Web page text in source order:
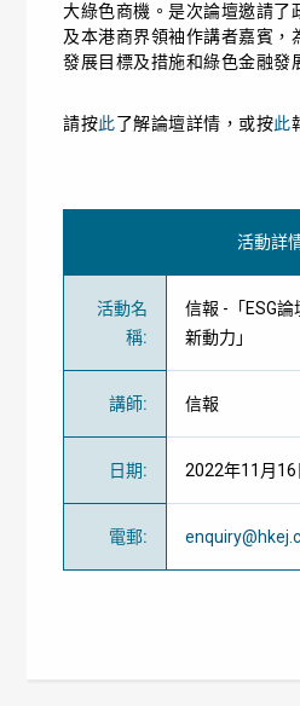
大綠色商機。是次論壇邀請了
及本港商界領袖作講者嘉賓，
發展目標及措施和綠色金融發
請按此了解論壇詳情，或按此
活動詳
活動名
稱:
信報 -「ESG
新動力」
講師: 信報
日期: 2022年11月16
電郵: